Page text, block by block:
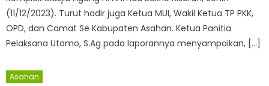
(11/12/2023). Turut hadir juga Ketua MUI, Wakil Ketua TP PKK,
OPD, dan Camat Se Kabupaten Asahan. Ketua Panitia
Pelaksana Utomo, S.Ag pada laporannya menyampaikan, […]
Asahan